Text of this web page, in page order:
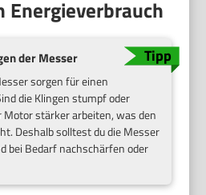
Energieverbrauch
der Messer
sorgen für einen
die Klingen stumpf oder
stärker arbeiten, was den
Deshalb solltest du die Messer
bei Bedarf nachschärfen oder